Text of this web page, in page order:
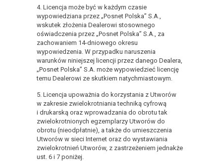
4. Licencja może być w każdym czasie
wypowiedziana przez „Posnet Polska” S.A.,
wskutek złożenia Dealerowi stosownego
oświadczenia przez „Posnet Polska” S.A., za
zachowaniem 14-dniowego okresu
wypowiedzenia. W przypadku naruszenia
warunków niniejszej licencji przez danego Dealera,
„Posnet Polska” S.A. może wypowiedzieć licencję
temu Dealerowi ze skutkiem natychmiastowym.
5. Licencja upoważnia do korzystania z Utworów
w zakresie zwielokrotniania techniką cyfrową
i drukarską oraz wprowadzania do obrotu tak
zwielokrotnionych egzemplarzy Utworów do
obrotu (nieodpłatnie), a także do umieszczenia
Utworów w sieci Internet oraz do wystawiania
zwielokrotnień Utworów, z zastrzeżeniem jednakże
ust. 6 i 7 poniżej.